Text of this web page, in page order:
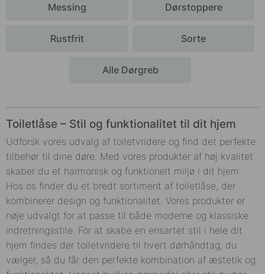
Messing Dørstoppere
Rustfrit Sorte
Alle Dørgreb
Toiletlåse – Stil og funktionalitet til dit hjem
Udforsk vores udvalg af toiletvridere og find det perfekte
tilbehør til dine døre. Med vores produkter af høj kvalitet
skaber du et harmonisk og funktionelt miljø i dit hjem.
Hos os finder du et bredt sortiment af toiletlåse, der
kombinerer design og funktionalitet. Vores produkter er
nøje udvalgt for at passe til både moderne og klassiske
indretningsstile. For at skabe en ensartet stil i hele dit
hjem findes der toiletvridere til hvert dørhåndtag, du
vælger, så du får den perfekte kombination af æstetik og